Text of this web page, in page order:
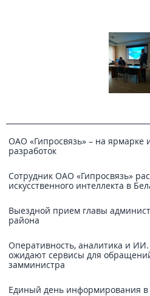
ОАО «Гипросвязь» – на ярмарке
разработок
Сотрудник ОАО «Гипросвязь»
искусственного интеллекта в
Выездной прием главы
района
Оперативность, аналитика и
ожидают сервисы для
замминистра
Единый день информирования в